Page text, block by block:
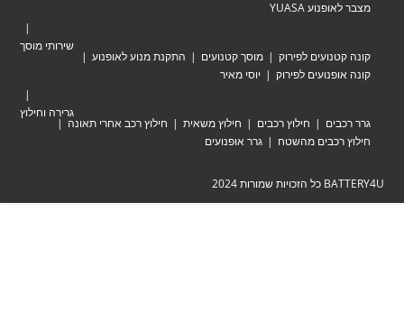
לפירוק מוסך קטנועים
התקנת מנוע לאופנוע
לפירוק
יוסי מאיר
חילוץ רכבים חילוץ משאית
חילוץ רכב אחרי תאונה
מהשטח
גרר אופנועים